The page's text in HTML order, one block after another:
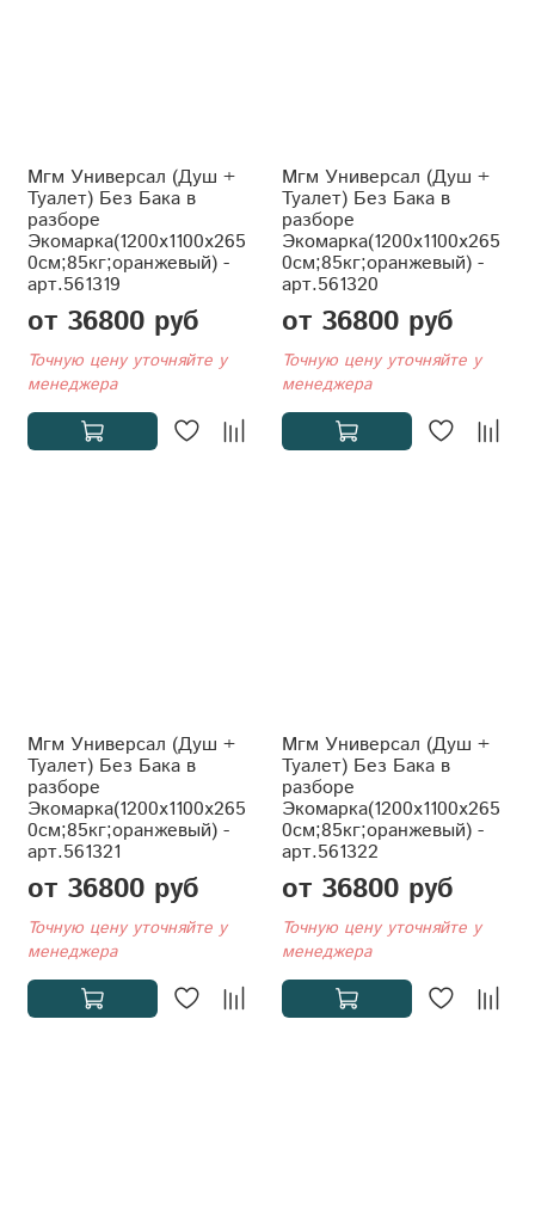
Мгм Универсал (Душ +
Туалет) Без Бака в
разборе
Экомарка(1200x1100x265
0см;85кг;оранжевый) -
арт.561319
от 36800 руб
Точную цену уточняйте у
менеджера
Мгм Универсал (Душ +
Туалет) Без Бака в
разборе
Экомарка(1200x1100x265
0см;85кг;оранжевый) -
арт.561320
от 36800 руб
Точную цену уточняйте у
менеджера
Мгм Универсал (Душ +
Туалет) Без Бака в
разборе
Экомарка(1200x1100x265
0см;85кг;оранжевый) -
арт.561321
от 36800 руб
Точную цену уточняйте у
менеджера
Мгм Универсал (Душ +
Туалет) Без Бака в
разборе
Экомарка(1200x1100x265
0см;85кг;оранжевый) -
арт.561322
от 36800 руб
Точную цену уточняйте у
менеджера